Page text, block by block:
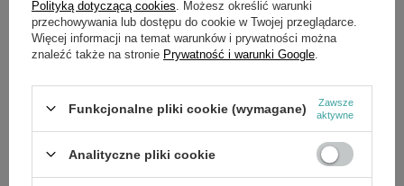
Posiadają lepsze właściwości filtracyjne, niż tradycyjne torebki
papierowe (o 10%). Klasa pyłu M. W opakowaniu 10 szt.
Kompatybilne z:
T 7/1 Classic
T 7/1 Classic & Toz Torbas *TR
T 7/1 Classic *BR 127V
T 7/1 Classic *CH
T 7/1 Classic *CN
Polityką dotyczącą cookies . Możesz określić warunki
przechowywania lub dostępu do cookie w Twojej przeglądarce.
Więcej informacji na temat warunków i prywatności można
znaleźć także na stronie Prywatność i warunki Google
Funkcjonalne pliki cookie (wymagane)
Zawsze
aktywne
Analityczne pliki cookie